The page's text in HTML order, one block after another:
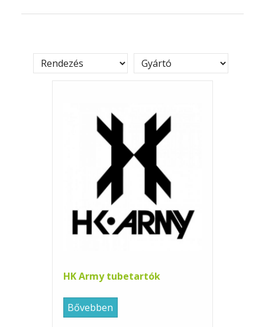
HK Army tubetartók
Bővebben